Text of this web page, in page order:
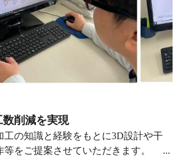
削減を実現
工の知識と経験をもとに3D設計や干
等をご提案させていただきます。 ...